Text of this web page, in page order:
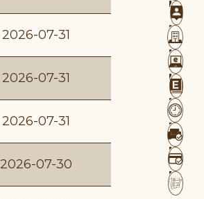
2026-07-31
2026-07-31
2026-07-31
2026-07-30